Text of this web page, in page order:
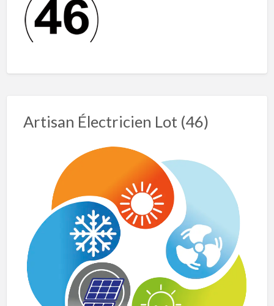
Artisan Électricien Lot (46)